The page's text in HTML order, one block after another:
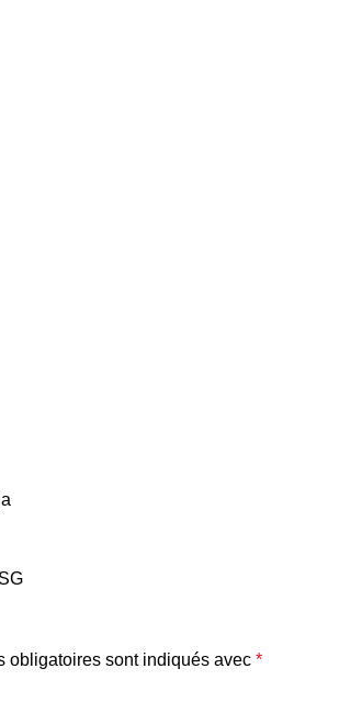
obligatoires sont indiqués avec *